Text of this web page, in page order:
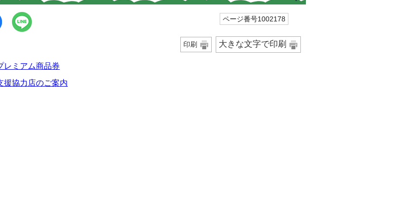
ページ番号1002178
印刷 大きな文字で印刷
レミアム商品券
援協力店のご案内